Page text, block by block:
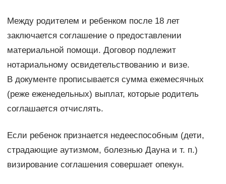
Между родителем и ребенком после 18 лет
заключается соглашение о предоставлении
материальной помощи. Договор подлежит
нотариальному освидетельствованию и визе.
В документе прописывается сумма ежемесячных
(реже еженедельных) выплат, которые родитель
соглашается отчислять.
Если ребенок признается недееспособным (дети,
страдающие аутизмом, болезнью Дауна и т. п.)
визирование соглашения совершает опекун.